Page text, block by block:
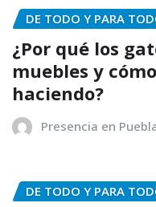
DE TODO Y PARA
¿Por qué los
muebles y
haciendo?
Presencia en
DE TODO Y PARA